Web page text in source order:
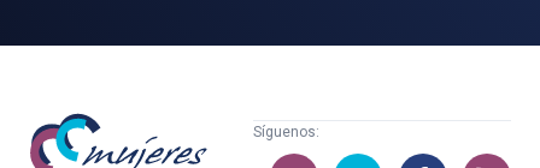
Mujeres
con
Síguenos: